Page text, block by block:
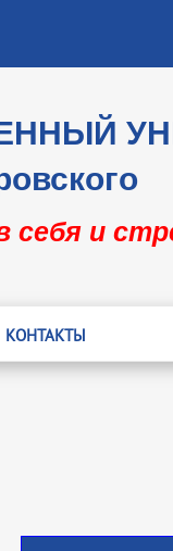
себя и
КОНТАКТЫ